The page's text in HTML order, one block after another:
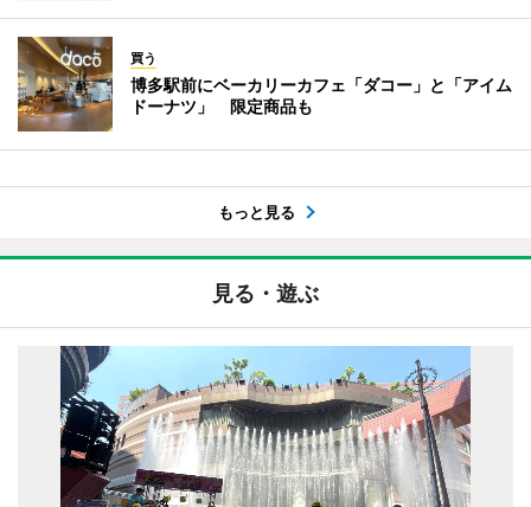
買う
博多駅前にベーカリーカフェ「ダコー」と「アイム
ドーナツ」 限定商品も
もっと見る
見る・遊ぶ